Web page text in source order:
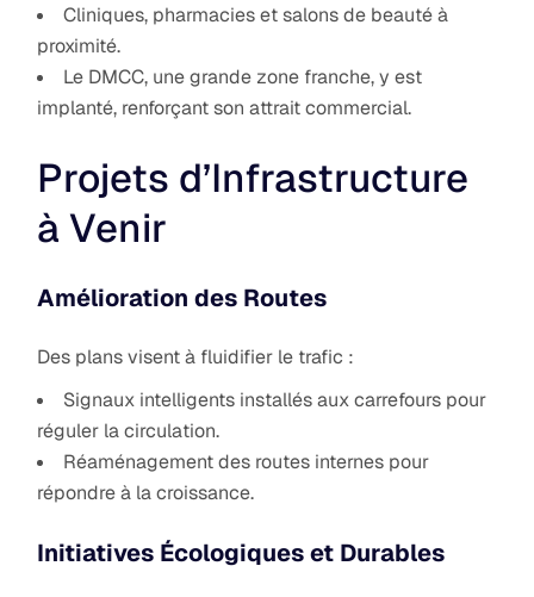
Cliniques, pharmacies et salons de beauté à
proximité.
Le DMCC, une grande zone franche, y est
implanté, renforçant son attrait commercial.
Projets d’Infrastructure
à Venir
Amélioration des Routes
Des plans visent à fluidifier le trafic :
Signaux intelligents installés aux carrefours pour
réguler la circulation.
Réaménagement des routes internes pour
répondre à la croissance.
Initiatives Écologiques et Durables